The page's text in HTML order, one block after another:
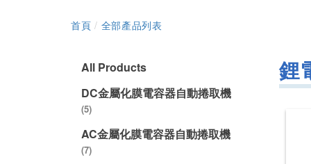
首頁 / 全部產品列表
All Products
DC金屬化膜電容器自動捲取機
(5)
AC金屬化膜電容器自動捲取機
(7)
鋰